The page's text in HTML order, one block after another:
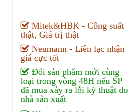
Mitek&HBK - Công suất
thật, Giá trị thật
Neumann - Liên lạc nhận
giá cực tốt
Đổi sản phẩm mới cùng
loại trong vòng 48H nếu SP
đã mua xảy ra lỗi kỹ thuật do
nhà sản xuất